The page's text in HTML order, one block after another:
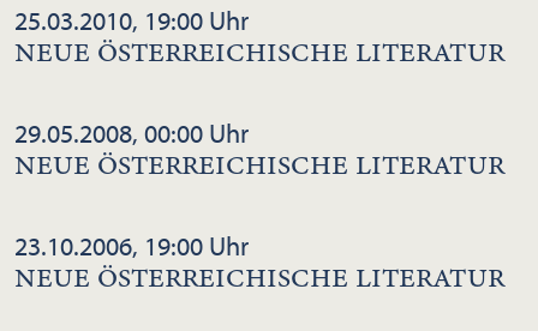
25.03.2010, 19:00 Uhr
NEUE ÖSTERREICHISCHE LITERATUR
29.05.2008, 00:00 Uhr
NEUE ÖSTERREICHISCHE LITERATUR
23.10.2006, 19:00 Uhr
NEUE ÖSTERREICHISCHE LITERATUR